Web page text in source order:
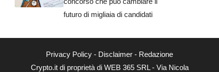
futuro di migliaia di candidati
Privacy Policy - Disclaimer - Redazione
Crypto.it di proprietà di WEB 365 SRL - Via Nicola